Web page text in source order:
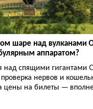
шаре над вулканами
аппаратом?
спящими гигантами
проверка нервов и
цены на билеты —